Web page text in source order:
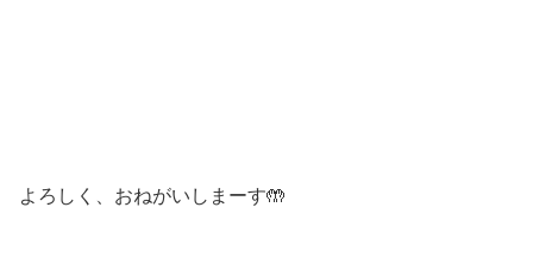
よろしく、おねがいしまーす🤲